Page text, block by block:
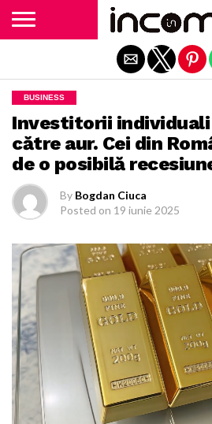
BUSINESS
Investitorii individuali
către aur. Cei din
de o posibilă
By Bogdan Ciuca
Posted on 19 iunie 2025
Exit mobile